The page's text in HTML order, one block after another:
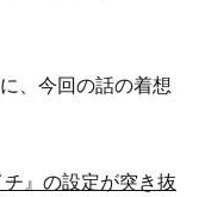
、今回の話の着想
』の設定が突き抜